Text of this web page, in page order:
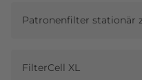
Patronenfilter stationär
FilterCell XL